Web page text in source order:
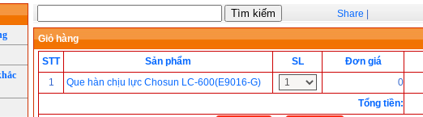
Share
Giỏ hàng
STT
Sản phẩm SL Đơn giá
1
Que hàn chịu lực Chosun LC-600(E9016-G) 0
Tổng tiền: